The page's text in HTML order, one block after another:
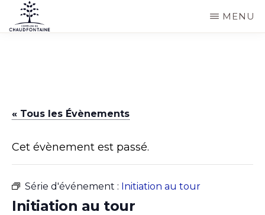
Passer
au
commune
MENU
« Tous les Évènements
Cet évènement est passé.
Série d'événement : Initiation au tour
Initiation au tour